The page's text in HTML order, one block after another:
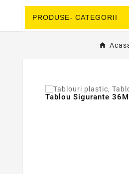
PRODUSE- CATEGORII
Tablou Sigurante